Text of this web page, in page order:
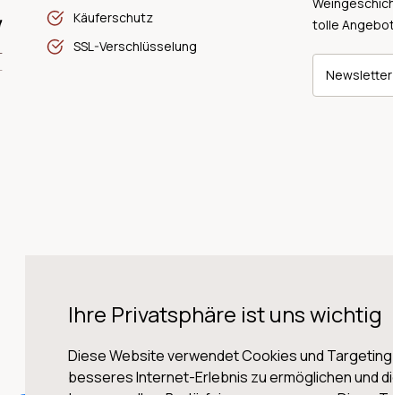
Ihre Privatsphäre ist uns wichtig
Diese Website verwendet Cookies und
besseres Internet-Erlebnis zu ermöglichen und
Käuferschutz
SSL-Verschlüsselung
tolle